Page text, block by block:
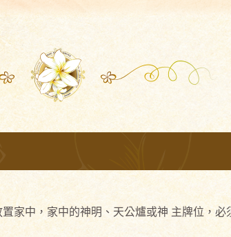
家中，家中的神明、天公爐或神 主牌位，